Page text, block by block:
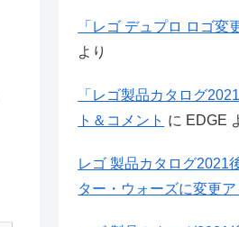
「レゴ デュプロ ロゴ変
より
「レゴ製品カタログ
ト＆コメント に EDGE
レゴ 製品カタログ2021
ター・ウォーズに変更ア